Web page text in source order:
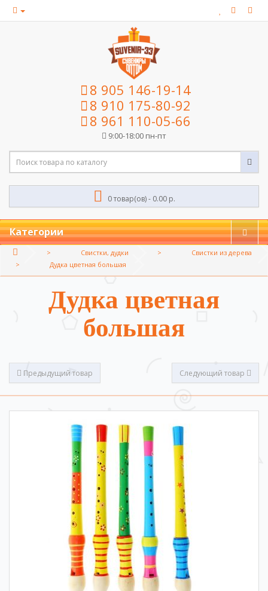
8 905 146-19-14
8 910 175-80-92
8 961 110-05-66
9:00-18:00 пн-пт
0 товар(ов) - 0.00 р.
Категории
Свистки, дудки
Свистки из дерева
Дудка цветная большая
Дудка цветная
большая
Предыдущий товар Следующий товар